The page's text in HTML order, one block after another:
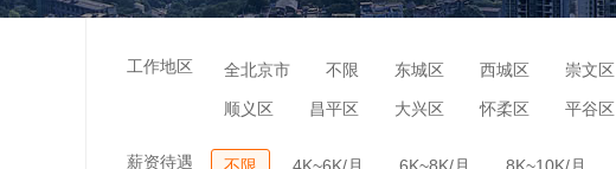
工作地区 全北京市 不限 东城区 西城区 崇文区
顺义区 昌平区 大兴区 怀柔区 平谷区
薪资待遇